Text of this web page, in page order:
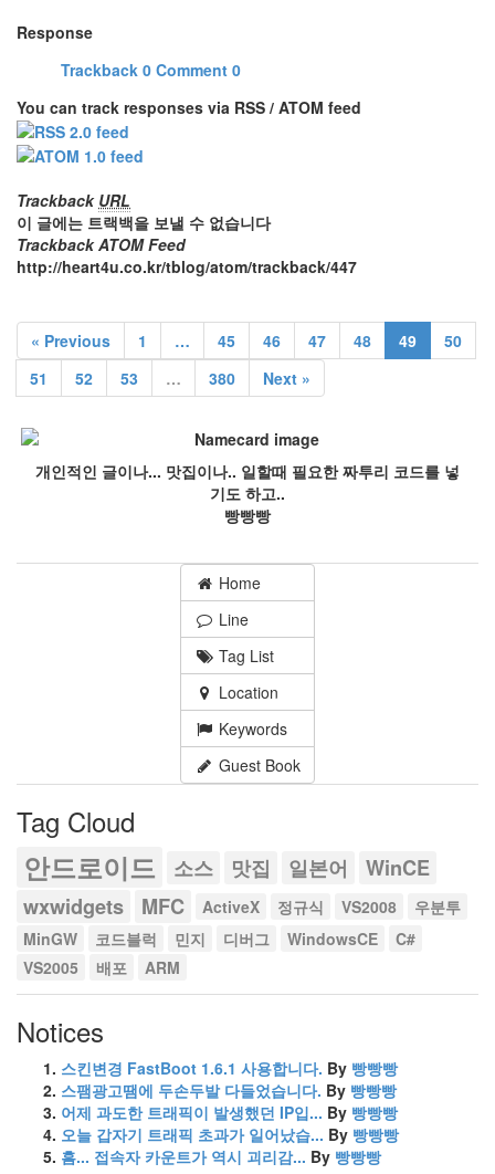
Response
Trackback 0 Comment 0
You can track responses via RSS / ATOM feed
Trackback URL
이 글에는 트랙백을 보낼 수 없습니다
Trackback ATOM Feed
http://heart4u.co.kr/tblog/atom/trackback/447
« Previous 1 … 45 46 47 48 49
50
51
52 53 … 380 Next »
개인적인 글이나... 맛집이나.. 일할때 필요한 짜투리 코드를 넣
기도 하고..
빵빵빵
Home
Line
Tag List
Location
Keywords
Guest Book
Tag Cloud
안드로이드 소스 맛집 일본어
WinCE
wxwidgets
MFC ActiveX 정규식 VS2008
우분투
MinGW
코드블럭 민지 디버그 WindowsCE
C#
VS2005
배포 ARM
Notices
스킨변경 FastBoot 1.6.1 사용합니다. By 빵빵빵
스팸광고땜에 두손두발 다들었습니다. By 빵빵빵
어제 과도한 트래픽이 발생했던 IP입... By 빵빵빵
오늘 갑자기 트래픽 초과가 일어났습... By 빵빵빵
흠... 접속자 카운트가 역시 괴리감... By 빵빵빵